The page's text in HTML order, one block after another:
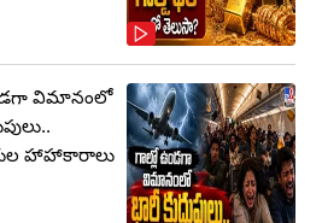
విమానంలో
హాహాకారాలు